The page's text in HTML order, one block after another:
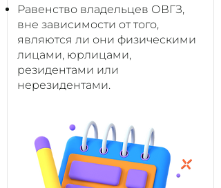
Равенство владельцев ОВГЗ,
вне зависимости от того,
являются ли они физическими
лицами, юрлицами,
резидентами или
нерезидентами.